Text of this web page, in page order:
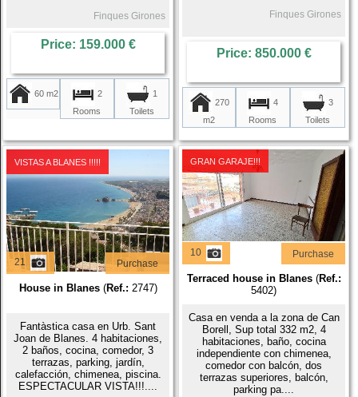
Finques Girones
Price: 159.000 €
60 m2
2
Rooms
1
Toilets
Finques Girones
Price: 850.000 €
270
m2
4
Rooms
3
Toilets
VISTAS A BLANES !!!!!
21 Purchase
House in Blanes(Ref.: 2747)
Fantàstica casa en Urb. Sant
Joan de Blanes. 4 habitaciones,
2 baños, cocina, comedor, 3
terrazas, parking, jardín,
calefacción, chimenea, piscina.
ESPECTACULAR VISTA!!!....
GRAN GARAJE!!!
10 Purchase
Terraced house in Blanes(Ref.:
5402)
Casa en venda a la zona de Can
Borell, Sup total 332 m2, 4
habitaciones, baño, cocina
independiente con chimenea,
comedor con balcón, dos
terrazas superiores, balcón,
parking pa....